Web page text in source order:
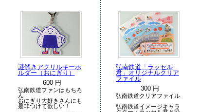
謎解きアクリルキーホ
ルダー（おにぎり）
600 円
弘南鉄道ファンはもちろ
ん
おにぎり大好きさんにも
是非つけて欲しい！
弘南鉄道「ラッセル
君」オリジナルクリア
ファイル
300 円
弘南鉄道クリアファイル
弘南鉄道イメージキャラ